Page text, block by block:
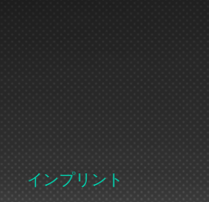
インプリント